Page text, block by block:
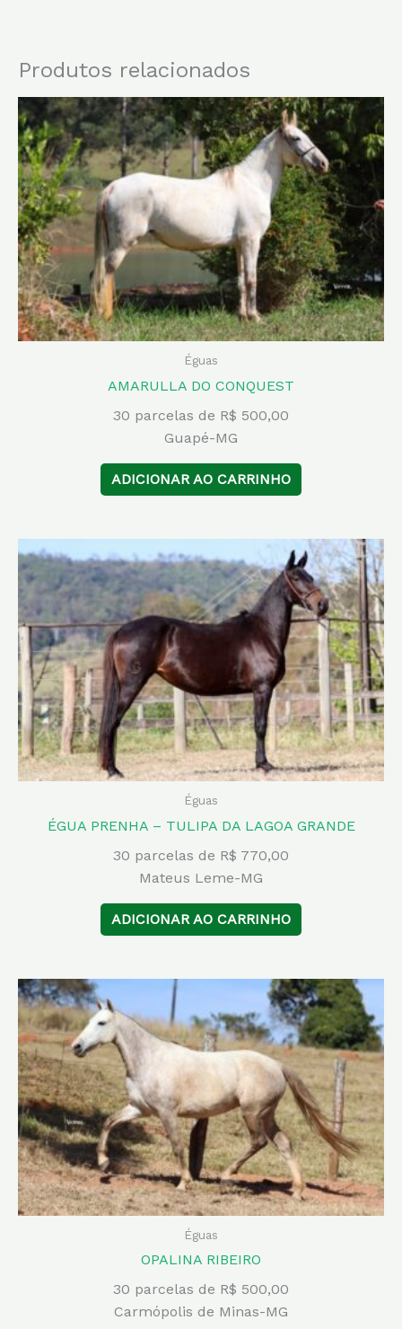
Produtos relacionados
Éguas
AMARULLA DO CONQUEST
30 parcelas de R$ 500,00
Guapé-MG
ADICIONAR AO CARRINHO
Éguas
ÉGUA PRENHA – TULIPA DA LAGOA GRANDE
30 parcelas de R$ 770,00
Mateus Leme-MG
ADICIONAR AO CARRINHO
Éguas
OPALINA RIBEIRO
30 parcelas de R$ 500,00
Carmópolis de Minas-MG